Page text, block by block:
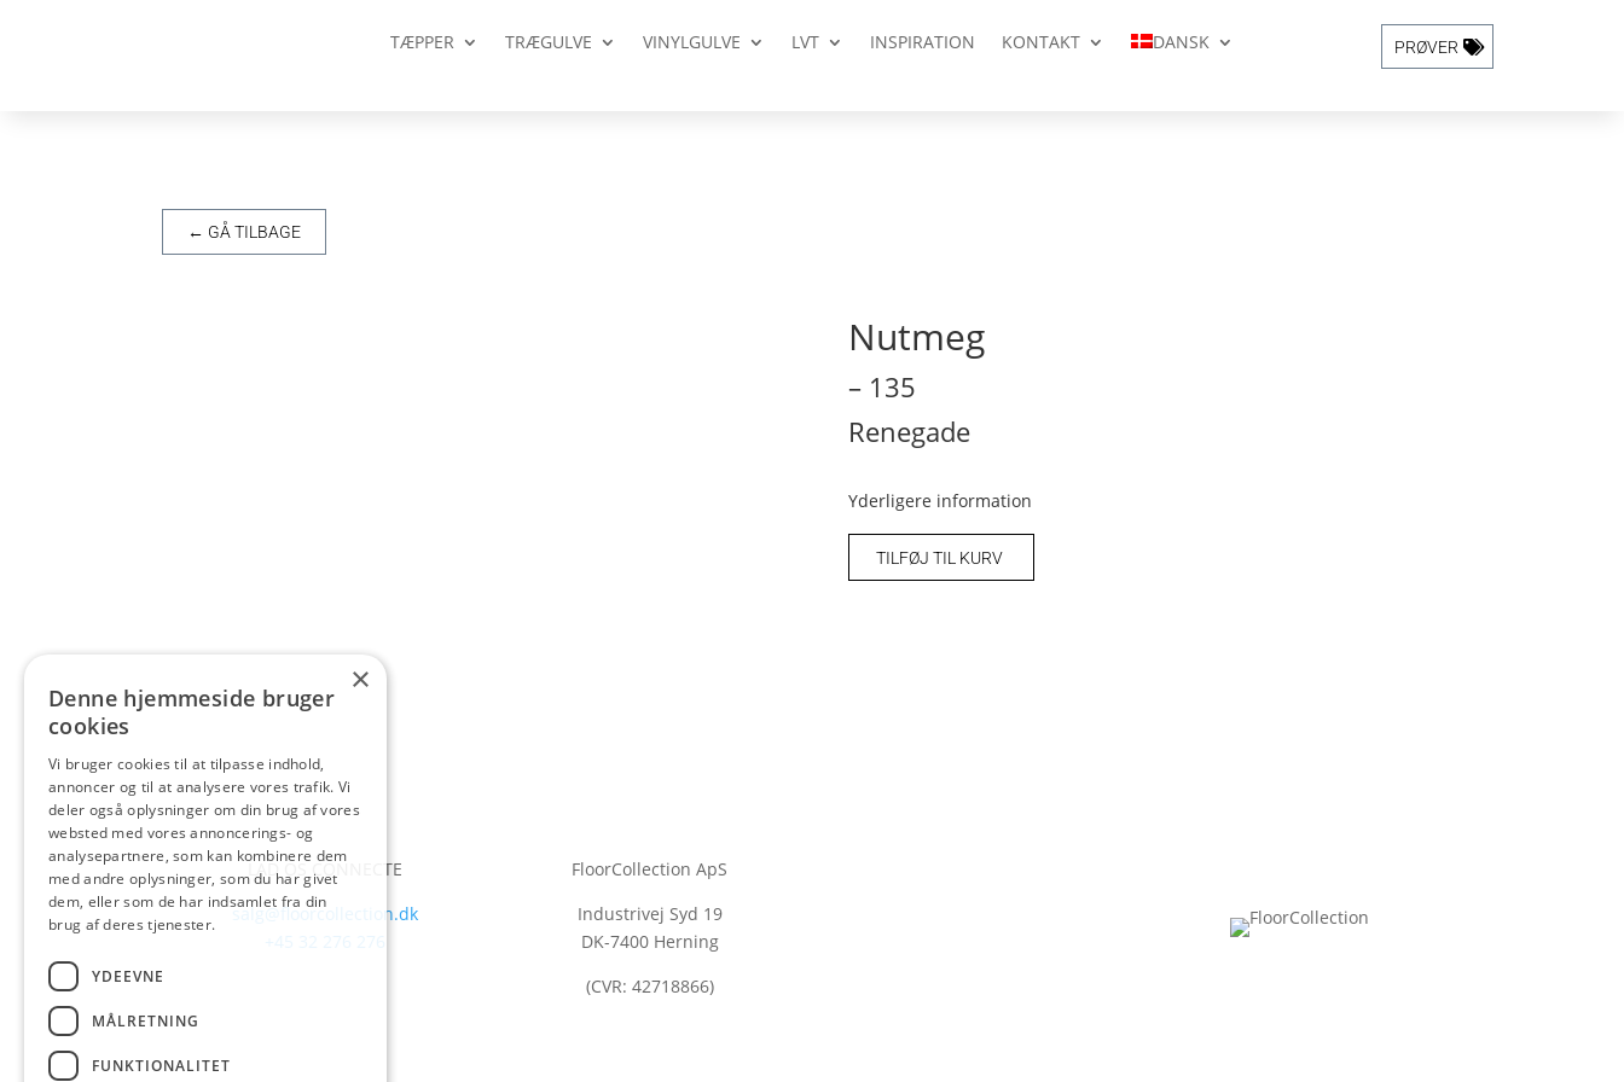
TÆPPER TRÆGULVE VINYLGULVE LVT INSPIRATION KONTAKT DANSK PRØVER
← GÅ TILBAGE
Nutmeg
– 135
Renegade
Yderligere information
TILFØJ TIL KURV
LAD OS CONNECTE
salg@floorcollection.dk
FloorCollection ApS
Industrivej Syd 19
DK-7400 Herning
(CVR: 42718866)
×
Denne hjemmeside bruger
cookies
Vi bruger cookies til at tilpasse indhold,
annoncer og til at analysere vores trafik. Vi
deler også oplysninger om din brug af vores
websted med vores annoncerings- og
analysepartnere, som kan kombinere dem
med andre oplysninger, som du har givet
dem, eller som de har indsamlet fra din
brug af deres tjenester.
YDEEVNE
MÅLRETNING
FUNKTIONALITET